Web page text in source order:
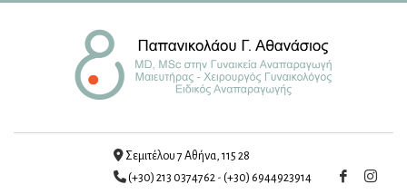
Σεμιτέλου 7 Αθήνα, 115 28
(+30) 213 0374762 - (+30) 6944923914